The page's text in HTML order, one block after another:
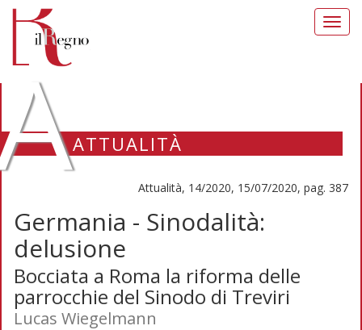
ATTUALITÀ
Attualità, 14/2020, 15/07/2020, pag. 387
Germania - Sinodalità:
delusione
Bocciata a Roma la riforma delle
parrocchie del Sinodo di Treviri
Lucas Wiegelmann